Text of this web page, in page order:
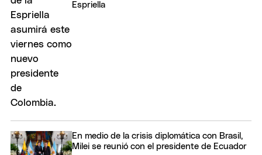
Espriella
En medio de la crisis diplomática con Brasil,
Milei se reunió con el presidente de Ecuador